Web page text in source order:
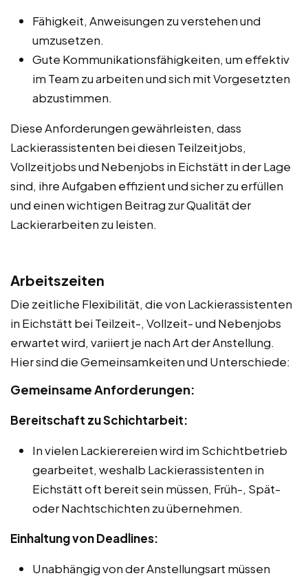
Fähigkeit, Anweisungen zu verstehen und
umzusetzen.
Gute Kommunikationsfähigkeiten, um effektiv
im Team zu arbeiten und sich mit Vorgesetzten
abzustimmen.
Diese Anforderungen gewährleisten, dass
Lackierassistenten bei diesen Teilzeitjobs,
Vollzeitjobs und Nebenjobs in Eichstätt in der Lage
sind, ihre Aufgaben effizient und sicher zu erfüllen
und einen wichtigen Beitrag zur Qualität der
Lackierarbeiten zu leisten.
Arbeitszeiten
Die zeitliche Flexibilität, die von Lackierassistenten
in Eichstätt bei Teilzeit-, Vollzeit- und Nebenjobs
erwartet wird, variiert je nach Art der Anstellung.
Hier sind die Gemeinsamkeiten und Unterschiede:
Gemeinsame Anforderungen:
Bereitschaft zu Schichtarbeit:
In vielen Lackierereien wird im Schichtbetrieb
gearbeitet, weshalb Lackierassistenten in
Eichstätt oft bereit sein müssen, Früh-, Spät-
oder Nachtschichten zu übernehmen.
Einhaltung von Deadlines:
Unabhängig von der Anstellungsart müssen